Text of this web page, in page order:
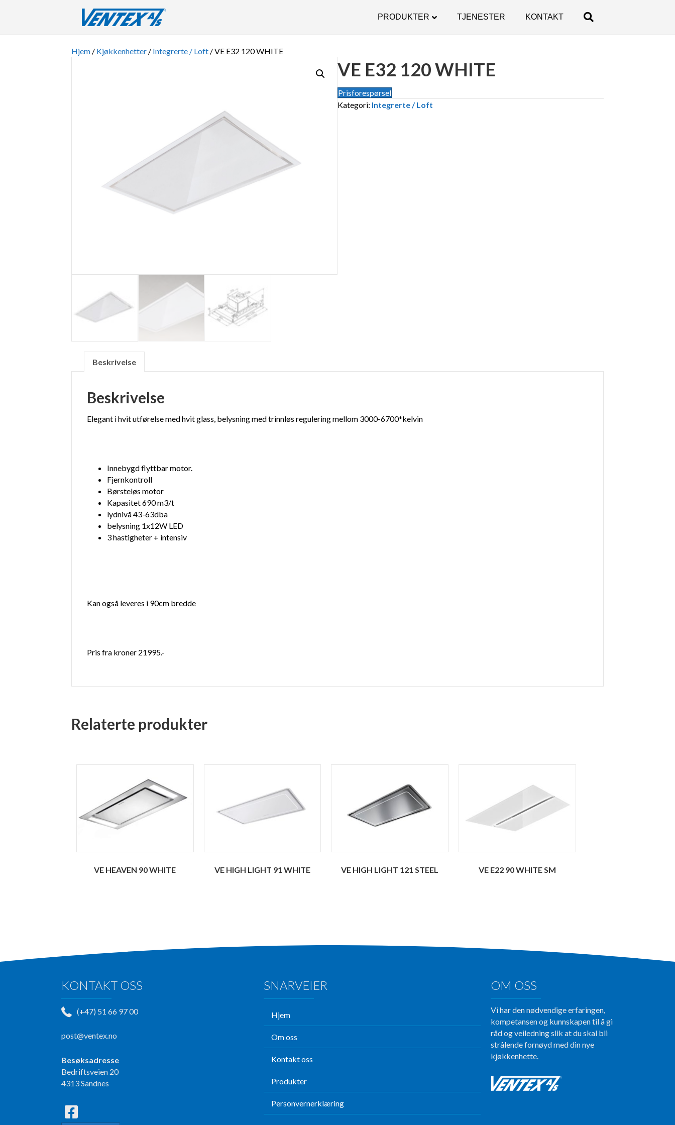
PRODUKTER TJENESTER KONTAKT
Hjem / Kjøkkenhetter / Integrerte / Loft / VE E32 120 WHITE
VE E32 120 WHITE
Prisforespørsel
Kategori: Integrerte / Loft
Beskrivelse
Beskrivelse
Elegant i hvit utførelse med hvit glass, belysning med trinnløs regulering mellom 3000-6700*kelvin
Innebygd flyttbar motor.
Fjernkontroll
Børsteløs motor
Kapasitet 690 m3/t
lydnivå 43-63dba
belysning 1x12W LED
3 hastigheter + intensiv
Kan også leveres i 90cm bredde
Pris fra kroner 21995.-
Relaterte produkter
VE HEAVEN 90 WHITE VE HIGH LIGHT 91 WHITE VE HIGH LIGHT 121 STEEL VE E22 90 WHITE SM
KONTAKT OSS
(+47) 51 66 97 00
post@ventex.no
Besøksadresse
Bedriftsveien 20
4313 Sandnes
SNARVEIER
Hjem
Om oss
Kontakt oss
Produkter
Personvernerklæring
OM OSS
Vi har den nødvendige erfaringen,
kompetansen og kunnskapen til å gi
råd og veiledning slik at du skal bli
strålende fornøyd med din nye
kjøkkenhette.